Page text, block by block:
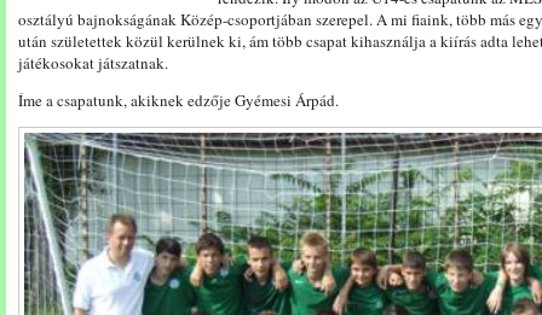
osztályú bajnokságának Közép-csoportjában szerepel. A mi fiaink, több más
után születettek közül kerülnek ki, ám több csapat kihasználja a kiírás adta
játékosokat játszatnak.
Íme a csapatunk, akiknek edzője Gyémesi Árpád.